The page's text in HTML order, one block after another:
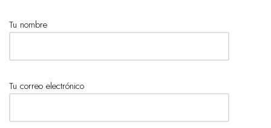
Tu nombre
Tu correo electrónico